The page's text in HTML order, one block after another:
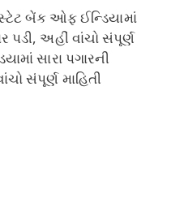
બેંક ઓફ ઈન્ડિયામાં
પડી, અહીં વાંચો સંપૂર્ણ
સારા પગારની
સંપૂર્ણ માહિતી